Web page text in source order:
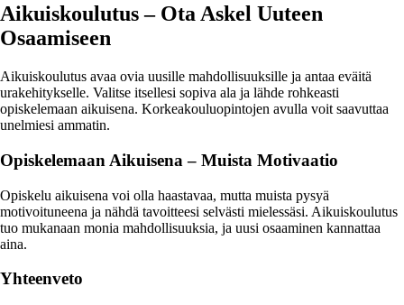
Aikuiskoulutus – Ota Askel Uuteen
Osaamiseen
Aikuiskoulutus avaa ovia uusille mahdollisuuksille ja antaa eväitä
urakehitykselle. Valitse itsellesi sopiva ala ja lähde rohkeasti
opiskelemaan aikuisena. Korkeakouluopintojen avulla voit saavuttaa
unelmiesi ammatin.
Opiskelemaan Aikuisena – Muista Motivaatio
Opiskelu aikuisena voi olla haastavaa, mutta muista pysyä
motivoituneena ja nähdä tavoitteesi selvästi mielessäsi. Aikuiskoulutus
tuo mukanaan monia mahdollisuuksia, ja uusi osaaminen kannattaa
aina.
Yhteenveto